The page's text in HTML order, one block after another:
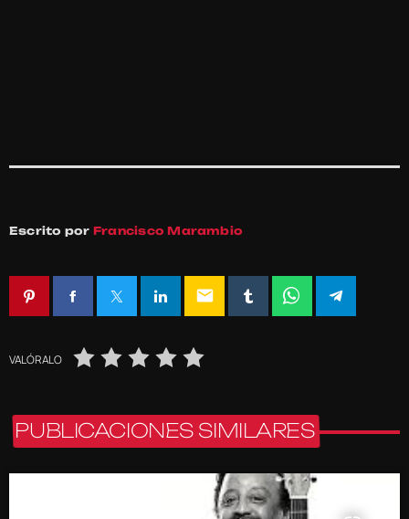
Escrito por Francisco Marambio
email
VALÓRALO
PUBLICACIONES SIMILARES